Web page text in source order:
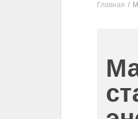
Главная